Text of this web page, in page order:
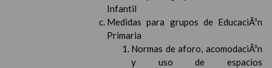
Infantil
Medidas para grupos de EducaciÃ³n
Primaria
Normas de aforo, acomodaciÃ³n
y uso de espacios